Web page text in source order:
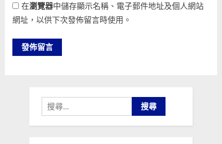
在瀏覽器中儲存顯示名稱、電子郵件地址及個人網站
網址，以供下次發佈留言時使用。
搜
尋
關